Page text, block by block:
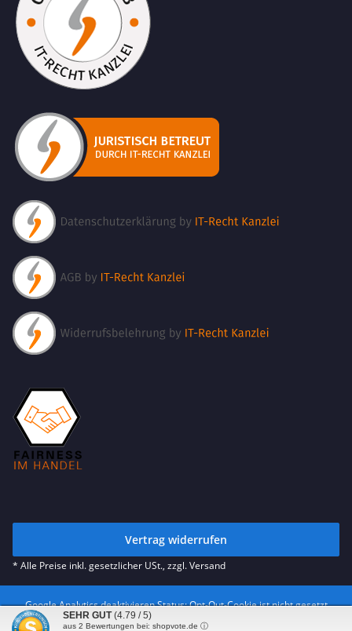
Vertrag widerrufen
* Alle Preise inkl. gesetzlicher USt., zzgl.Versand
Google Analytics deaktivierenStatus: Opt-Out-Cookie ist nicht gesetzt
(Tracking aktiv)
SEHR GUT (4.79 / 5)
aus 2 Bewertungen bei: shopvote.de ⓘ